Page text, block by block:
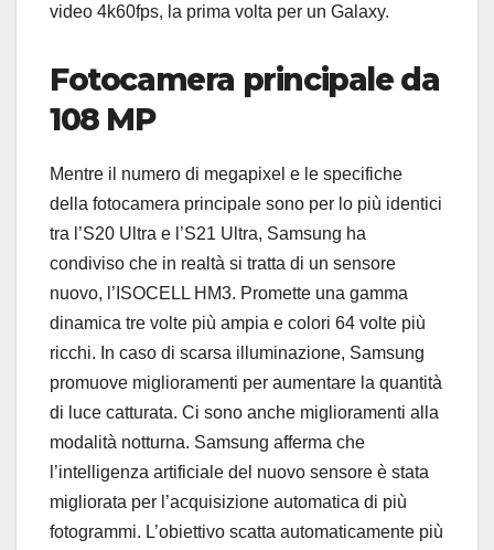
video 4k60fps, la prima volta per un Galaxy.
Fotocamera principale da
108 MP
Mentre il numero di megapixel e le specifiche
della fotocamera principale sono per lo più identici
tra l’S20 Ultra e l’S21 Ultra, Samsung ha
condiviso che in realtà si tratta di un sensore
nuovo, l’ISOCELL HM3. Promette una gamma
dinamica tre volte più ampia e colori 64 volte più
ricchi. In caso di scarsa illuminazione, Samsung
promuove miglioramenti per aumentare la quantità
di luce catturata. Ci sono anche miglioramenti alla
modalità notturna. Samsung afferma che
l’intelligenza artificiale del nuovo sensore è stata
migliorata per l’acquisizione automatica di più
fotogrammi. L’obiettivo scatta automaticamente più